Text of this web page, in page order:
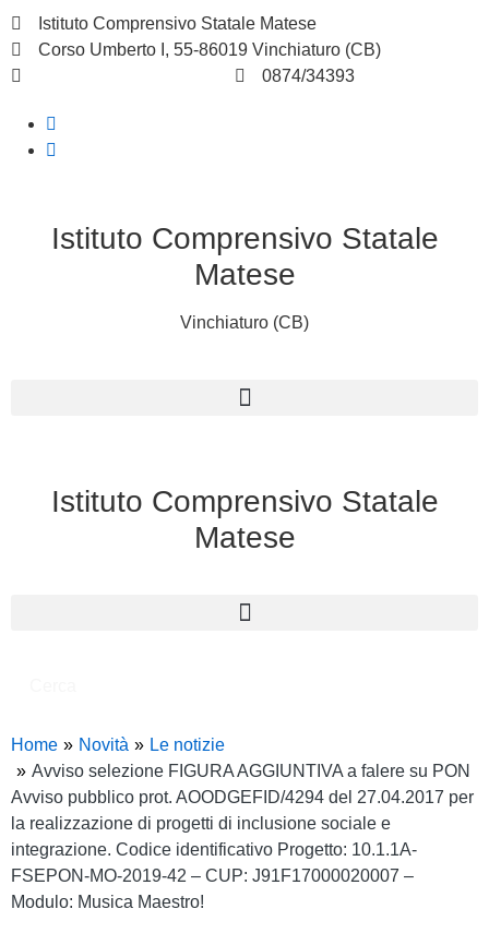
Istituto Comprensivo Statale Matese
Corso Umberto I, 55-86019 Vinchiaturo (CB)
0874/34393
Istituto Comprensivo Statale
Matese
Vinchiaturo (CB)
Istituto Comprensivo Statale
Matese
Home Novità
Le notizie
Avviso selezione FIGURA AGGIUNTIVA a falere su PON
Avviso pubblico prot. AOODGEFID/4294 del 27.04.2017 per
la realizzazione di progetti di inclusione sociale e
integrazione. Codice identificativo Progetto: 10.1.1A-
FSEPON-MO-2019-42 – CUP: J91F17000020007 –
Modulo: Musica Maestro!